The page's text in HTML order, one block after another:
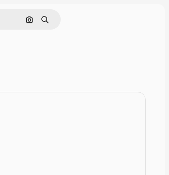
Zoeken op afbeelding
Zoeken